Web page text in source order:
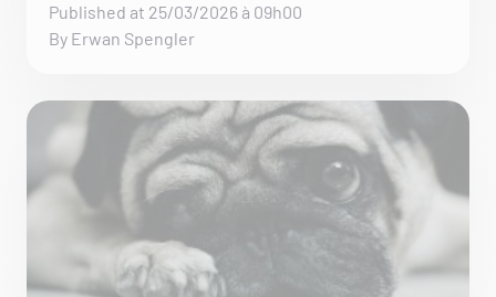
Published at 25/03/2026 à 09h00
By Erwan Spengler